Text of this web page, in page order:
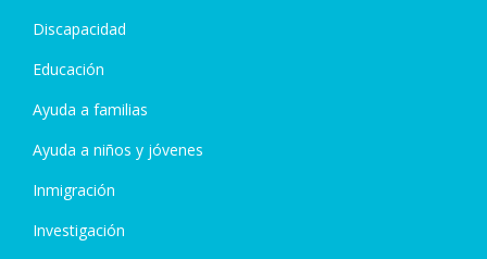
Discapacidad
Educación
Ayuda a familias
Ayuda a niños y jóvenes
Inmigración
Investigación